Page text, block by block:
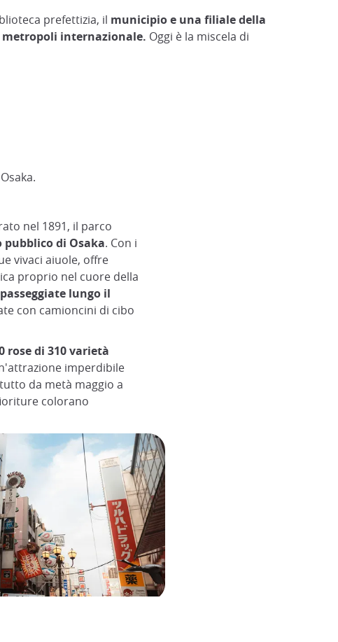
prefettizia, il municipio e una filiale della
metropoli internazionale. Oggi è la miscela di
nel 1891, il parco
pubblico di Osaka. Con i
vivaci aiuole, offre
proprio nel cuore della
lungo il
con camioncini di cibo
rose di 310 varietà
imperdibile
da metà maggio a
colorano